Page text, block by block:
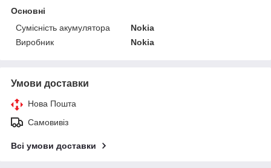
Основні
Сумісність акумулятора
Nokia
Виробник
Nokia
Умови доставки
Нова Пошта
Самовивіз
Всі умови доставки